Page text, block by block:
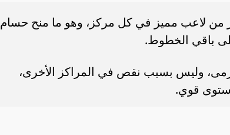
من لاعب مميز في كل مركز، وهو ما منح حسام
باقي الخطوط.
وليس بسبب نقص في المراكز الأخرى،
قوي.